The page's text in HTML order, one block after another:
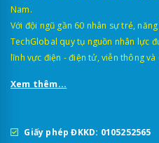
Nam.
Với đội ngũ gần 60 nhân sự trẻ,
TechGlobal quy tụ nguồn nhân lực
lĩnh vực điện - điện tử, viễn thông
Xem thêm...
Giấy phép ĐKKD: 0105252565